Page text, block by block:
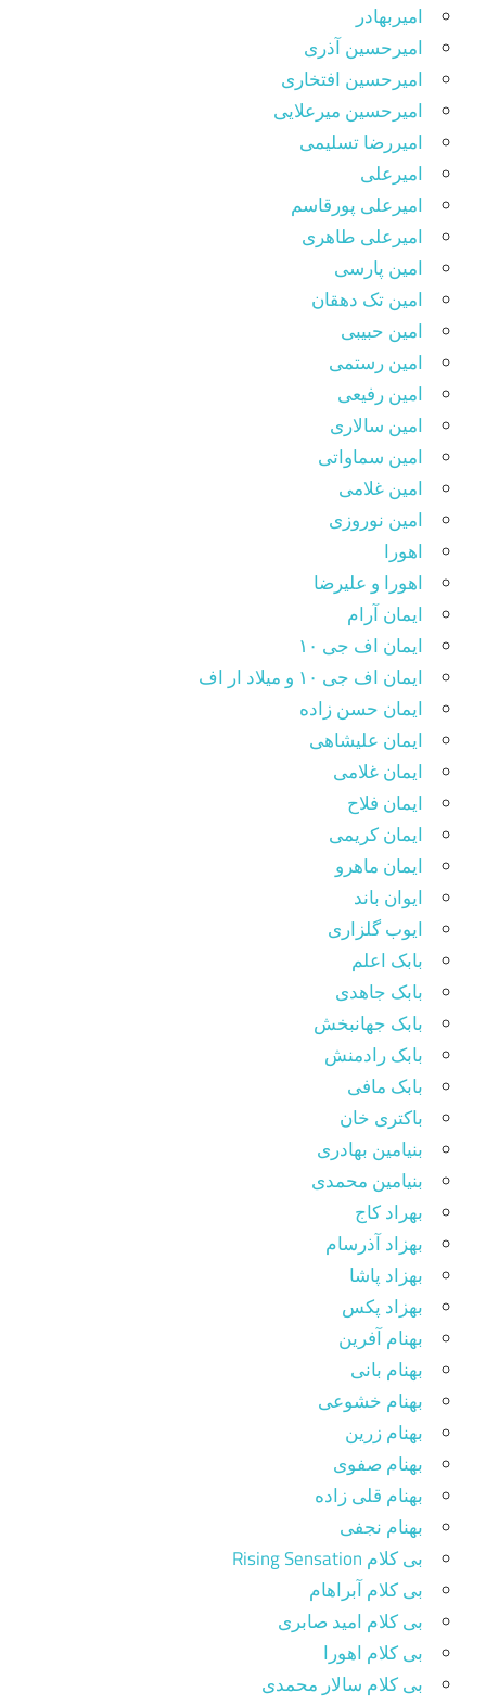
امیربهادر
امیرحسین آذری
امیرحسین افتخاری
امیرحسین میرعلایی
امیررضا تسلیمی
امیرعلی
امیرعلی پورقاسم
امیرعلی طاهری
امین پارسی
امین تک دهقان
امین حبیبی
امین رستمی
امین رفیعی
امین سالاری
امین سماواتی
امین غلامی
امین نوروزی
اهورا
اهورا و علیرضا
ایمان آرام
ایمان اف جی ۱۰
ایمان اف جی ۱۰ و میلاد ار اف
ایمان حسن زاده
ایمان علیشاهی
ایمان غلامی
ایمان فلاح
ایمان کریمی
ایمان ماهرو
ایوان باند
ایوب گلزاری
بابک اعلم
بابک جاهدی
بابک جهانبخش
بابک رادمنش
بابک مافی
باکتری خان
بنیامین بهادری
بنیامین محمدی
بهراد کاج
بهزاد آذرسام
بهزاد پاشا
بهزاد پکس
بهنام آفرین
بهنام بانی
بهنام خشوعی
بهنام زرین
بهنام صفوی
بهنام قلی زاده
بهنام نجفی
بی کلام Rising Sensation
بی کلام آبراهام
بی کلام امید صابری
بی کلام اهورا
بی کلام سالار محمدی